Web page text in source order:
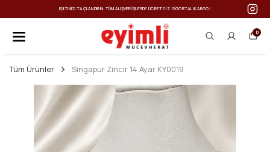
IŞILTINIZI TAÇLANDIRIN: TÜM ALIŞVERIŞLERDE ÜCRETSIZ SIGORTALI KARGO!
0
Tüm Ürünler Singapur Zincir 14 Ayar KY0019